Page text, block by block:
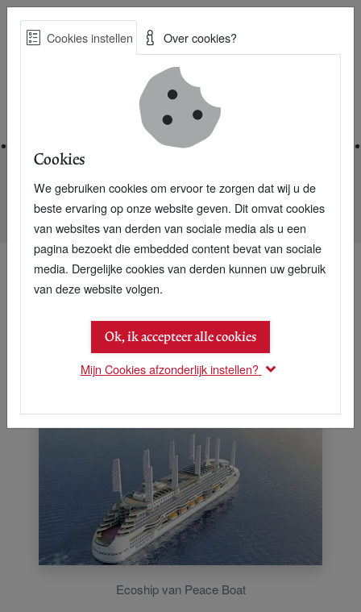
Skip
Best Practices voor een duurzame toekomst
Nieuwsarchief
Cruiseschip Ecoship zeilt en vaart op gas
Ecoship van Peace Boat
Cookies instellen Over cookies?
Cookies
We gebruiken cookies om ervoor te zorgen dat wij u de
beste ervaring op onze website geven. Dit omvat cookies
van websites van derden van sociale media als u een
pagina bezoekt die embedded content bevat van sociale
media. Dergelijke cookies van derden kunnen uw gebruik
van deze website volgen.
Ok, ik accepteer alle cookies
Mijn Cookies afzonderlijk instellen?